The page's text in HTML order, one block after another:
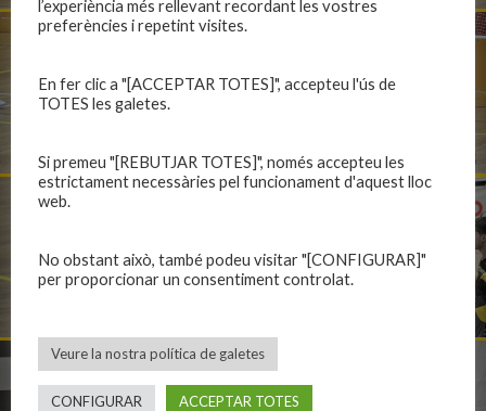
l’experiència més rellevant recordant les vostres
preferències i repetint visites.
En fer clic a "[ACCEPTAR TOTES]", accepteu l'ús de
TOTES les galetes.
Si premeu "[REBUTJAR TOTES]", només accepteu les
estrictament necessàries pel funcionament d'aquest lloc
web.
No obstant això, també podeu visitar "[CONFIGURAR]"
per proporcionar un consentiment controlat.
Veure la nostra política de galetes
CONFIGURAR ACCEPTAR TOTES